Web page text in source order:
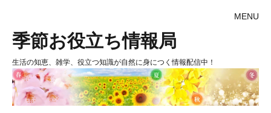
MENU
季節お役立ち情報局
生活の知恵、雑学、役立つ知識が自然に身につく情報配信中！